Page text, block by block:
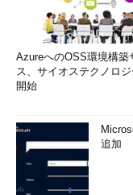
AzureへのOSS環境構築
ス、サイオステクノロ
開始
追加